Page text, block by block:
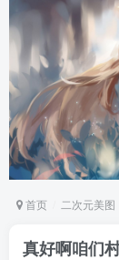
首页 二次元美图
真好啊咱们